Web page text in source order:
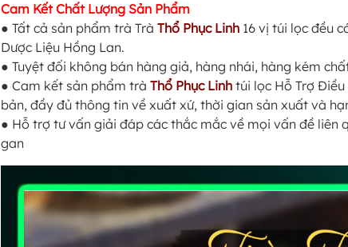
Cam Kết Chất Lượng Sản Phẩm
● Tất cả sản phẩm trà Trà Thổ Phục Linh 16 vị túi lọc đều
Dược Liệu Hồng Lan.
● Tuyệt đối không bán hàng giả, hàng nhái, hàng kém
● Cam kết sản phẩm trà Thổ Phục Linh túi lọc Hỗ Trợ
bản, đầy đủ thông tin về xuất xứ, thời gian sản xuất và
● Hỗ trợ tư vấn giải đáp các thắc mắc về mọi vấn đề liên
gan